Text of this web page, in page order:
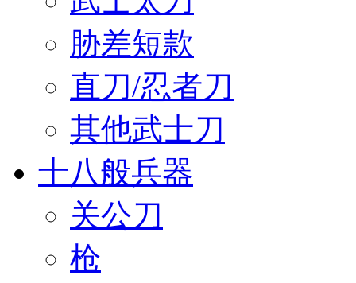
胁差短款
直刀/忍者刀
其他武士刀
十八般兵器
关公刀
枪